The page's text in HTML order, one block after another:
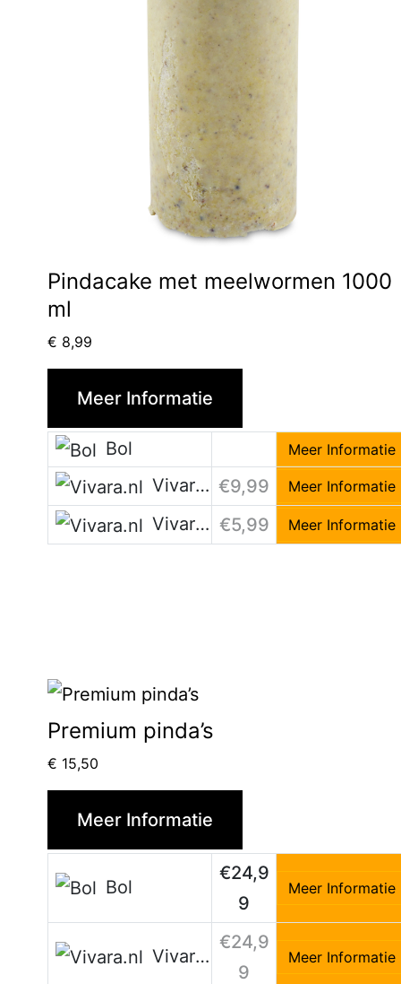
Pindacake met meelwormen 1000
ml
€ 8,99
Meer Informatie
Bol Meer Informatie
Vivara.nl €9,99 Meer Informatie
Vivara.nl €5,99 Meer Informatie
Premium pinda’s
€ 15,50
Meer Informatie
Bol
€24,9
9
Meer Informatie
Vivara.nl
€24,9
9
Meer Informatie